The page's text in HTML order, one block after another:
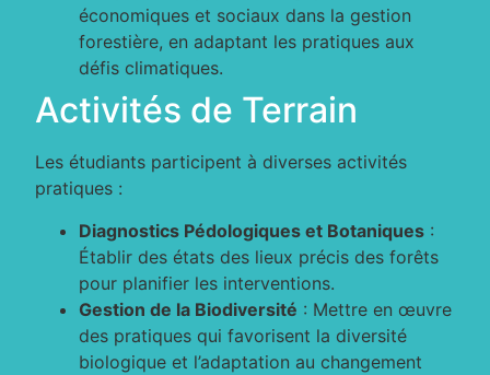
économiques et sociaux dans la gestion
forestière, en adaptant les pratiques aux
défis climatiques.
Activités de Terrain
Les étudiants participent à diverses activités
pratiques :
Diagnostics Pédologiques et Botaniques :
Établir des états des lieux précis des forêts
pour planifier les interventions.
Gestion de la Biodiversité : Mettre en œuvre
des pratiques qui favorisent la diversité
biologique et l’adaptation au changement